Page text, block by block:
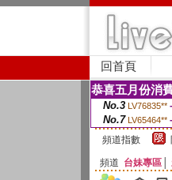
回首頁
恭喜五月份消
No.3 LV76835**
No.7 LV65464**
頻道指數
頻道 台妹專區